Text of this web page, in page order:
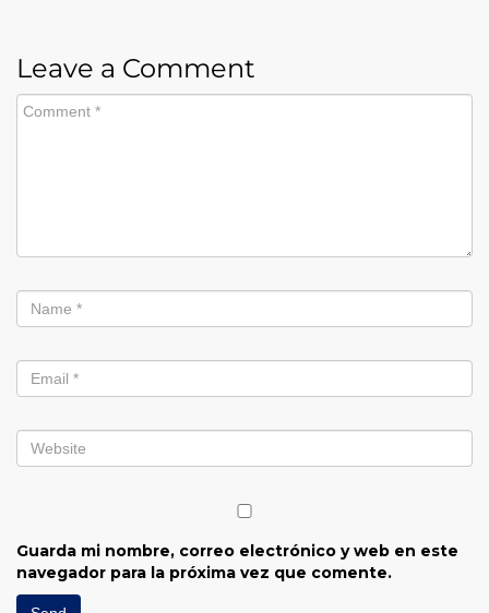
Leave a Comment
Guarda mi nombre, correo electrónico y web en este
navegador para la próxima vez que comente.